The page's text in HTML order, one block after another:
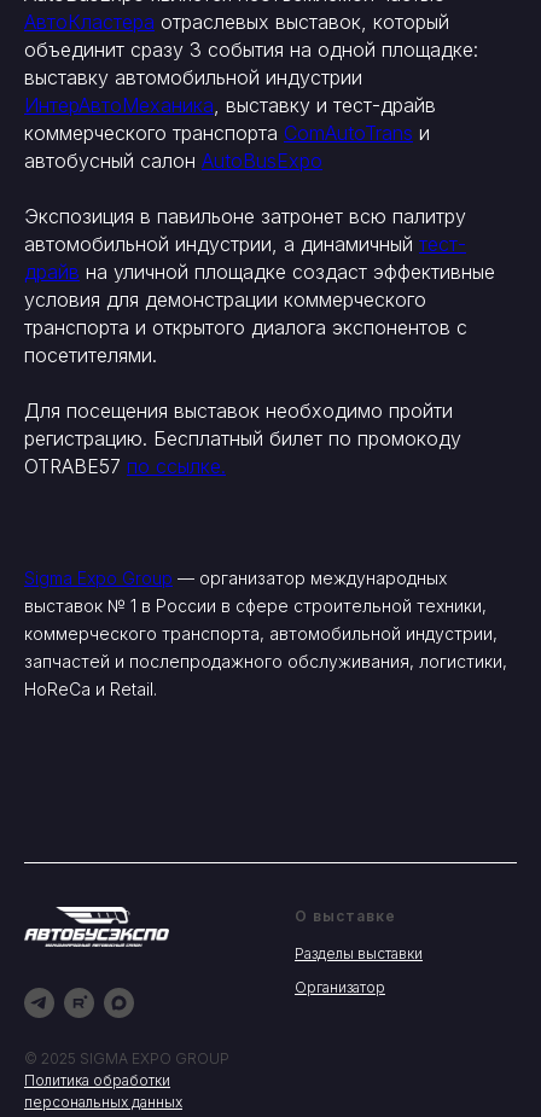
АвтоКластера отраслевых выставок, который
объединит сразу 3 события на одной площадке:
выставку автомобильной индустрии
ИнтерАвтоМеханика, выставку и тест-драйв
коммерческого транспорта ComAutoTrans и
автобусный салон AutoBusExpo
Экспозиция в павильоне затронет всю палитру
автомобильной индустрии, а динамичный тест-
драйв на уличной площадке создаст эффективные
условия для демонстрации коммерческого
транспорта и открытого диалога экспонентов с
посетителями.
Для посещения выставок необходимо пройти
регистрацию. Бесплатный билет по промокоду
OTRABE57 по ссылке.
Sigma Expo Group — организатор международных
выставок № 1 в России в сфере строительной техники,
коммерческого транспорта, автомобильной индустрии,
запчастей и послепродажного обслуживания, логистики,
HoReCa и Retail.
© 2025 SIGMA EXPO GROUP
Политика обработки
персональных данных
О выставке
Разделы выставки
Организатор